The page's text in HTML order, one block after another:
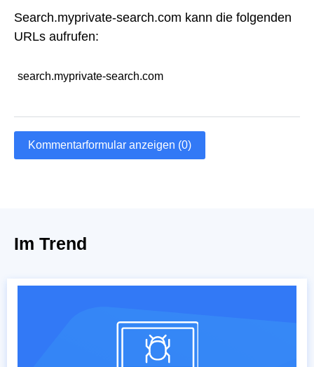
Search.myprivate-search.com kann die folgenden
URLs aufrufen:
search.myprivate-search.com
Kommentarformular anzeigen (0)
Im Trend